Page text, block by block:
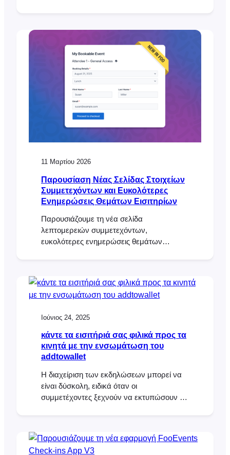
Checkout Block and classic checkout
experiences. With those core pieces now in
place, we’ve turned our focus to popular
feature requests…
11 Μαρτίου 2026
Παρουσίαση Νέας Σελίδας Στοιχείων
Συμμετεχόντων και Ευκολότερες
Ενημερώσεις Θεμάτων Εισιτηρίων
Παρουσιάζουμε τη νέα σελίδα
λεπτομερειών συμμετεχόντων,
ευκολότερες ενημερώσεις θεμάτων
βιβλιοθήκη DOMPDF στο FooEvents για το
WooCommerce.
Ιούνιος 24, 2025
κάντε τα εισιτήριά σας φιλικά προς τα
κινητά με την ενσωμάτωση του
addtowallet
Η διαχείριση των εκδηλώσεων μπορεί να
είναι δύσκολη, ειδικά όταν οι
συμμετέχοντες ξεχνούν να εκτυπώσουν τα
προβλήματος, το FooEvents